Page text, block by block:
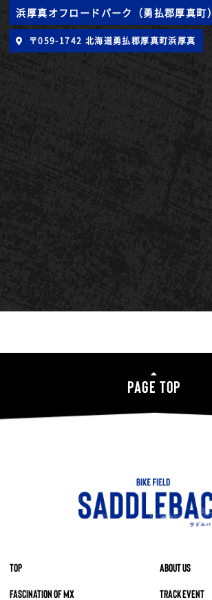
浜厚真オフロードパーク（勇払郡厚真町）
〒059-1742 北海道勇払郡厚真町浜厚真
PAGE TOP
TOP
ABOUT US
FASCINATION OF MX
TRACK EVENT